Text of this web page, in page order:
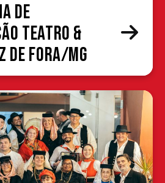
de
Teatro &
de Fora/MG